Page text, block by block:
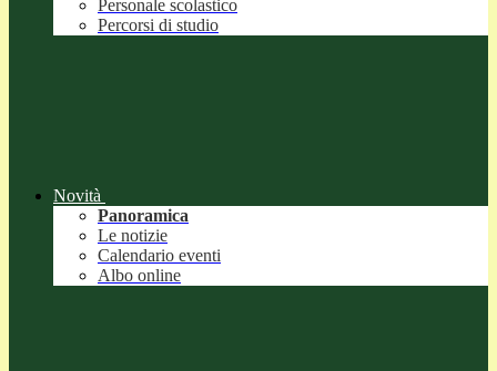
Personale scolastico
Percorsi di studio
Novità
Panoramica
Le notizie
Calendario eventi
Albo online